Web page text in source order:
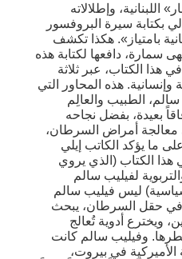
اللبنانية، وإطلالاته
لي بكتابة سيرة البروفسور
بامتياز». هكذا تكشف
مهى سمارة، دافعها لكتابة هذه
هذا الكتاب، عبر ثلاثة
هذه المحاور التي
الطبيب والعالِم
بعيدة، بفضل نجاحه
أمراض السرطان،
ما يؤكد الكاتب إيلي
الكتاب (الذي يروي
لفيليب سالم
ليس فيليب سالم
حقل السرطان، يبحث
ويخترع أدوية تُعالج
وفيليب سالم كانت
الأميركية في بيروت،